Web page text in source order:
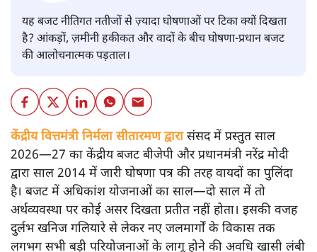
यह बजट नीतिगत नतीजों से ज़्यादा घोषणाओं पर टिका क्यों दिखता
है? आंकड़ों, ज़मीनी हकीकत और वादों के बीच घोषणा-प्रधान बजट
की आलोचनात्मक पड़ताल।
केंद्रीय वित्तमंत्री निर्मला सीतारमण द्वारासंसद में प्रस्तुत साल
2026—27 का केंद्रीय बजट बीजेपी और प्रधानमंत्री नरेंद्र मोदी
द्वारा साल 2014 में जारी घोषणा पत्र की तरह वायदों का पुलिंदा
है। बजट में अधिकांश योजनाओं का साल—दो साल में तो
अर्थव्यवस्था पर कोई असर दिखता प्रतीत नहीं होता। इसकी वजह
दुर्लभ खनिज गलियारे से लेकर नए जलमार्गों के विकास तक
लगभग सभी बड़ी परियोजनाओं के लागू होने की अवधि खासी लंबी